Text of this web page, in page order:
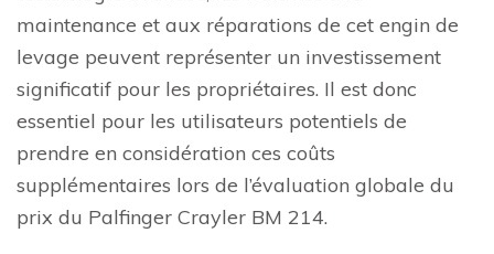
maintenance et aux réparations de cet engin de
levage peuvent représenter un investissement
significatif pour les propriétaires. Il est donc
essentiel pour les utilisateurs potentiels de
prendre en considération ces coûts
supplémentaires lors de l’évaluation globale du
prix du Palfinger Crayler BM 214.